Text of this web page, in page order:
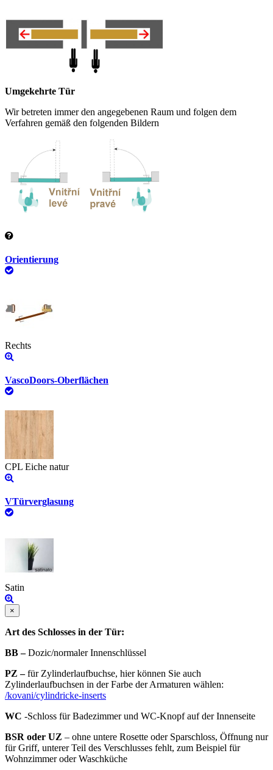
Umgekehrte Tür
Wir betreten immer den angegebenen Raum und folgen dem
Verfahren gemäß den folgenden Bildern
Orientierung
Rechts
VascoDoors-Oberflächen
CPL Eiche natur
VTürverglasung
Satin
×
Art des Schlosses in der Tür:
BB –Dozic/normaler Innenschlüssel
PZ –für Zylinderlaufbuchse, hier können Sie auch
Zylinderlaufbuchsen in der Farbe der Armaturen wählen:
/kovani/cylindricke-inserts
WC -Schloss für Badezimmer und WC-Knopf auf der Innenseite
BSR oder UZ – ohne untere Rosette oder Sparschloss, Öffnung nur
für Griff, unterer Teil des Verschlusses fehlt, zum Beispiel für
Wohnzimmer oder Waschküche